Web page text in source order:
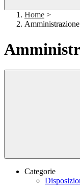
Home >
Categorie